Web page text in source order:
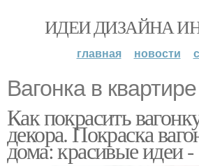
ИДЕИ ДИЗАЙНА
главная новости
Вагонка в квартире
Как покрасить
декора. Покраска
дома: красивые идеи